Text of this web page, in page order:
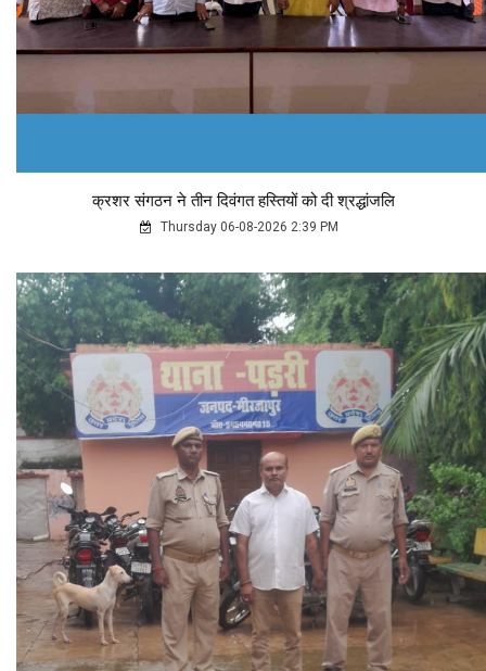
क्रशर संगठन ने तीन दिवंगत हस्तियों को दी श्रद्धांजलि
Thursday 06-08-2026 2:39 PM